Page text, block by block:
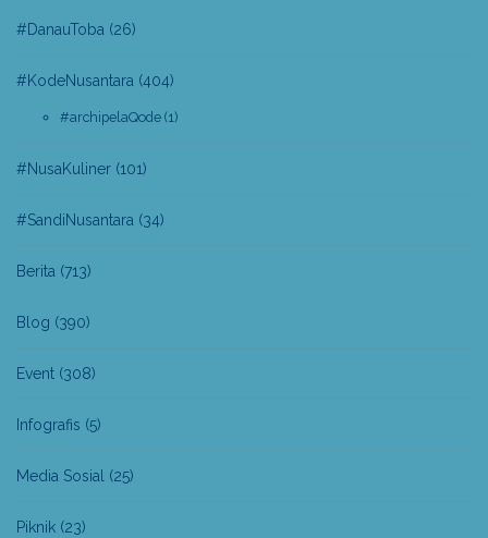
#DanauToba (26)
#KodeNusantara (404)
#archipelaQode (1)
#NusaKuliner (101)
#SandiNusantara (34)
Berita (713)
Blog (390)
Event (308)
Infografis (5)
Media Sosial (25)
Piknik (23)